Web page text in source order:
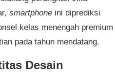
smartphone ini diprediksi
kelas menengah premium
pada tahun mendatang.
Desain